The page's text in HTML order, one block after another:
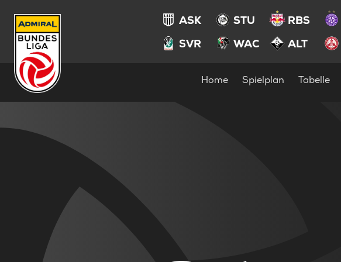
ASK STU RBS
SVR
WAC ALT
Home Spielplan Tabelle